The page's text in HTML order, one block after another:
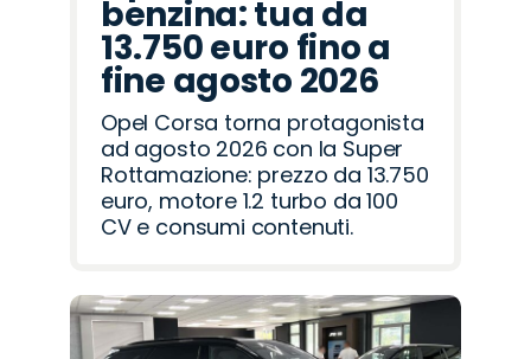
benzina: tua da
13.750 euro fino a
fine agosto 2026
Opel Corsa torna protagonista
ad agosto 2026 con la Super
Rottamazione: prezzo da 13.750
euro, motore 1.2 turbo da 100
CV e consumi contenuti.